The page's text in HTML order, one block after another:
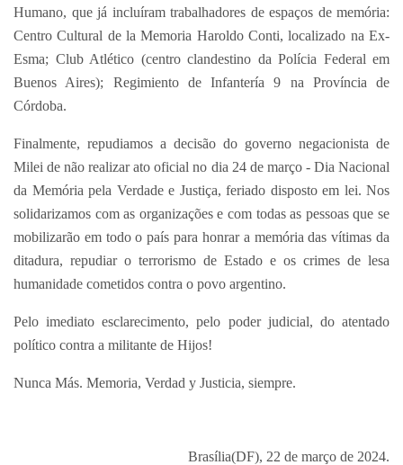
Humano, que já incluíram trabalhadores de espaços de memória:
Centro Cultural de la Memoria Haroldo Conti, localizado na Ex-
Esma; Club Atlético (centro clandestino da Polícia Federal em
Buenos Aires); Regimiento de Infantería 9 na Província de
Córdoba.
Finalmente, repudiamos a decisão do governo negacionista de
Milei de não realizar ato oficial no dia 24 de março - Dia Nacional
da Memória pela Verdade e Justiça, feriado disposto em lei. Nos
solidarizamos com as organizações e com todas as pessoas que se
mobilizarão em todo o país para honrar a memória das vítimas da
ditadura, repudiar o terrorismo de Estado e os crimes de lesa
humanidade cometidos contra o povo argentino.
Pelo imediato esclarecimento, pelo poder judicial, do atentado
político contra a militante de Hijos!
Nunca Más. Memoria, Verdad y Justicia, siempre.
Brasília(DF), 22 de março de 2024.